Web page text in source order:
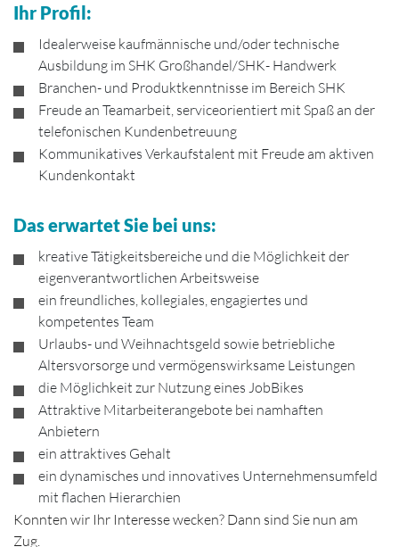
Ihr Profil:
Idealerweise kaufmännische und/oder technische
Ausbildung im SHK Großhandel/SHK- Handwerk
Branchen- und Produktkenntnisse im Bereich SHK
Freude an Teamarbeit, serviceorientiert mit Spaß an der
telefonischen Kundenbetreuung
Kommunikatives Verkaufstalent mit Freude am aktiven
Kundenkontakt
Das erwartet Sie bei uns:
kreative Tätigkeitsbereiche und die Möglichkeit der
eigenverantwortlichen Arbeitsweise
ein freundliches, kollegiales, engagiertes und
kompetentes Team
Urlaubs- und Weihnachtsgeld sowie betriebliche
Altersvorsorge und vermögenswirksame Leistungen
die Möglichkeit zur Nutzung eines JobBikes
Attraktive Mitarbeiterangebote bei namhaften
Anbietern
ein attraktives Gehalt
ein dynamisches und innovatives Unternehmensumfeld
mit flachen Hierarchien
Konnten wir Ihr Interesse wecken? Dann sind Sie nun am
Zug.